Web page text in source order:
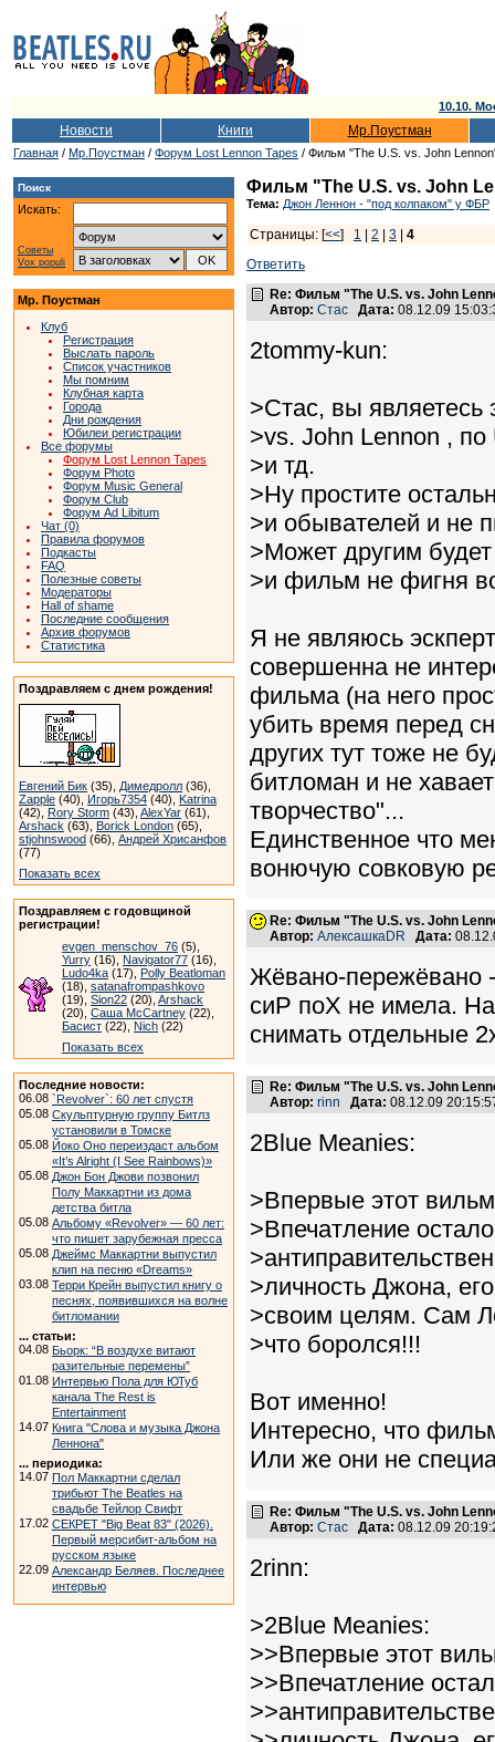
10.10.
Новости Книги Мр.Поустман
Главная / Мр.Поустман / Форум Lost Lennon Tapes / Фильм "The U.S. vs. John
Поиск
Искать:
Советы
Vox populi
Мр. Поустман
Клуб
Регистрация
Выслать пароль
Список участников
Мы помним
Клубная карта
Города
Дни рождения
Юбилеи регистрации
Все форумы
Форум Lost Lennon Tapes
Форум Photo
Форум Music General
Форум Club
Форум Ad Libitum
Чат (0)
Правила форумов
Подкасты
FAQ
Полезные советы
Модераторы
Hall of shame
Последние сообщения
Архив форумов
Статистика
Поздравляем с днем рождения!
Евгений Бик (35), Димедролл (36),
Zapple (40), Игорь7354 (40), Katrina
(42), Rory Storm (43), AlexYar (61),
Arshack (63), Borick London (65),
stjohnswood (66), Андрей Хрисанфов
(77)
Показать всех
Поздравляем с годовщиной
регистрации!
evgen_menschov_76 (5),
Yurry (16), Navigator77 (16),
Ludo4ka (17), Polly Beatloman
(18), satanafrompashkovo
(19), Sion22 (20), Arshack
(20), Саша McCartney (22),
Басист (22), Nich (22)
Показать всех
Последние новости:
06.08 `Revolver`: 60 лет спустя
05.08 Скульптурную группу Битлз
установили в Томске
05.08 Йоко Оно переиздаст альбом
«It’s Alright (I See Rainbows)»
05.08 Джон Бон Джови позвонил
Полу Маккартни из дома
детства битла
05.08 Альбому «Revolver» — 60 лет:
что пишет зарубежная пресса
05.08 Джеймс Маккартни выпустил
клип на песню «Dreams»
03.08 Терри Крейн выпустил книгу о
песнях, появившихся на волне
битломании
... статьи:
04.08 Бьорк: “В воздухе витают
разительные перемены”
01.08 Интервью Пола для ЮТуб
канала The Rest is
Entertainment
14.07 Книга "Слова и музыка Джона
Леннона"
... периодика:
14.07 Пол Маккартни сделал
трибьют The Beatles на
свадьбе Тейлор Свифт
17.02 СЕКРЕТ "Big Beat 83" (2026).
Первый мерсибит-альбом на
русском языке
22.09 Александр Беляев. Последнее
интервью
Фильм "The U.S. vs. John
Тема: Джон Леннон - "под колпаком" у ФБР
Страницы: [<<] 1 2 3
4
Ответить
Re: Фильм "The U.S. vs. John
Автор: Стас Дата: 08.12.09
2tommy-kun:
>Стас, вы являетесь
>vs. John Lennon ,
>и тд.
>Ну простите
>и обывателей и не
>Может другим
>и фильм не фигня
Я не являюсь
совершенна не
фильма (на него
убить время перед
других тут тоже не
битломан и не
творчество"...
Единственное что
вонючую совковую
Re: Фильм "The U.S. vs. John
Автор: АлексашкаDR Дата:
Жёвано-пережёвано
сиР поХ не имела.
снимать отдельные
Re: Фильм "The U.S. vs. John
Автор: rinn Дата: 08.12.09
2Blue Meanies:
>Впервые этот
>Впечатление
>личность Джона,
>своим целям. Сам
>что боролся!!!
Вот именно!
Интересно, что
Или же они не
Re: Фильм "The U.S. vs. John
Автор: Стас Дата: 08.12.09
2rinn:
>2Blue Meanies:
>>Впервые этот
>>Впечатление